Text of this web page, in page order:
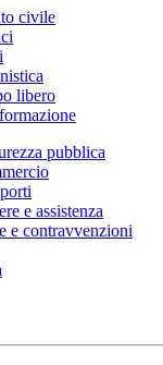
civile
libero
pubblica
e assistenza
e contravvenzioni